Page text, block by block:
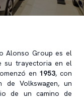
Alonso Group es el
su trayectoria en el
en 1953, con
Volkswagen, un
de un camino de